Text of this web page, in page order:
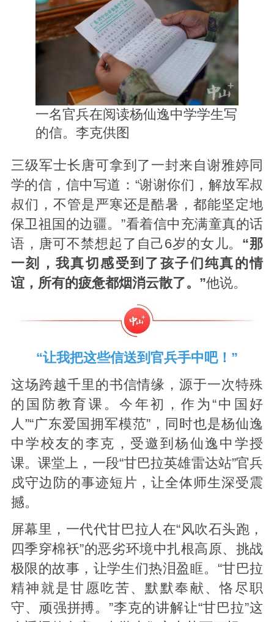
一名官兵在阅读杨仙逸中学学生写
的信。李克供图
三级军士长唐可拿到了一封来自谢雅婷同
学的信，信中写道：“谢谢你们，解放军叔
叔们，不管是严寒还是酷暑，都能坚定地
保卫祖国的边疆。”看着信中充满童真的话
语，唐可不禁想起了自己6岁的女儿。 “那
一刻，我真切感受到了孩子们纯真的情
谊，所有的疲惫都烟消云散了。”他说。
“让我把这些信送到官兵手中吧！”
这场跨越千里的书信情缘，源于一次特殊
的国防教育课。今年初，作为“中国好
人”“广东爱国拥军模范”，同时也是杨仙逸
中学校友的李克，受邀到杨仙逸中学授
课。课堂上，一段“甘巴拉英雄雷达站”官兵
戍守边防的事迹短片，让全体师生深受震
撼。
屏幕里，一代代甘巴拉人在“风吹石头跑，
四季穿棉袄”的恶劣环境中扎根高原、挑战
极限的故事，让学生们热泪盈眶。“甘巴拉
精神就是甘愿吃苦、默默奉献、恪尽职
守、顽强拼搏。”李克的讲解让“甘巴拉”这